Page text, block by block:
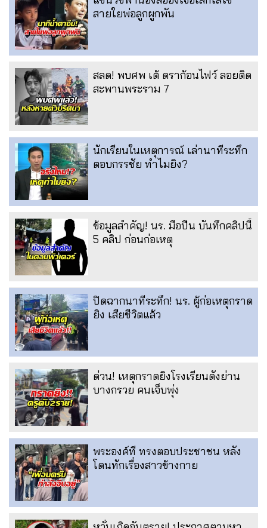
สายใยพ่อลูกผูกพัน
สลด! พบศพ เต้ ดราก้อนไฟว์ ลอยติด
สะพานพระราม 7
นักเรียนในเหตุการณ์ เล่านาทีระทึก
ตอบกรรชัย ทำไมยิง?
ข้อมูลสำคัญ! นร. มือปืน บันทึกคลิปนี้
5 คลิป ก่อนก่อเหตุ
ปิดฉากนาทีระทึก! นร. ผู้ก่อเหตุกราด
ยิง เสียชีวิตแล้ว
ด่วน! เหตุกราดยิงโรงเรียนดังย่าน
บางกรวย คนเจ็บพุ่ง
พระองค์ที ทรงตอบประชาชน หลัง
โดนทักเรื่องสาวข้างกาย